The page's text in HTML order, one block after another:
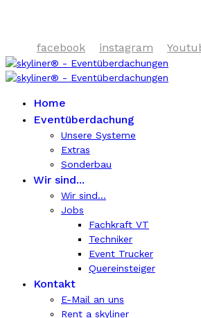
facebook instagram
Home
Eventüberdachung
Unsere Systeme
Extras
Sonderbau
Wir sind...
Wir sind...
Jobs
Fachkraft VT
Techniker
Event Trucker
Quereinsteiger
Kontakt
E-Mail an uns
Rent a skyliner